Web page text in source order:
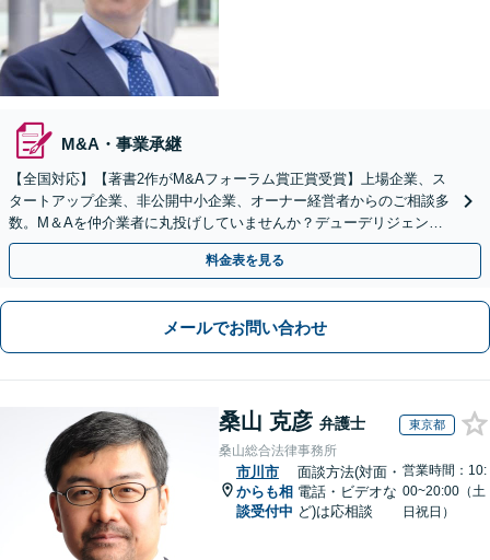
M&A・事業承継
【全国対応】【著書2作がM&Aフォーラム賞正賞受賞】上場企業、ス
タートアップ企業、非公開中小企業、オーナー経営者からのご相談多
数。M＆Aを仲介業者に丸投げしていませんか？デューデリジェンス
や契約書作成・交渉はお任せください【初回無料】
料金表を見る
メールでお問い合わせ
桑山 克彦 弁護士 東京都
桑山総合法律事務所
市川市
からも相
談受付中
面談方法(対面・
電話・ビデオな
ど)は応相談
営業時間：10:
00~20:00（土
日祝日）